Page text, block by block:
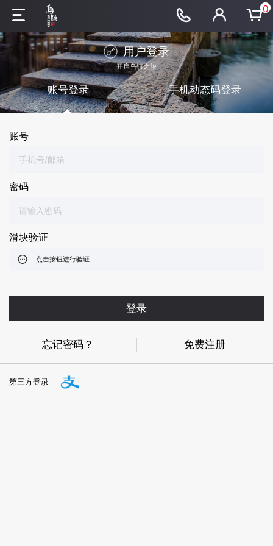
0
用户登录
开启乌镇之旅
账号登录 手机动态码登录
账号
密码
滑块验证
点击按钮进行验证
登录
忘记密码？ 免费注册
第三方登录